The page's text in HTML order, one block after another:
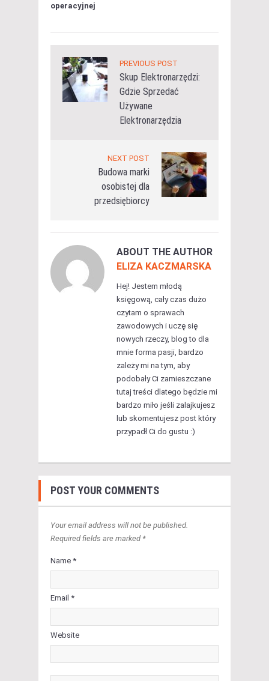
operacyjnej
PREVIOUS POST
Skup Elektronarzędzi:
Gdzie Sprzedać
Używane
Elektronarzędzia
NEXT POST
Budowa marki
osobistej dla
przedsiębiorcy
ABOUT THE AUTHOR
ELIZA KACZMARSKA
Hej! Jestem młodą
księgową, cały czas dużo
czytam o sprawach
zawodowych i uczę się
nowych rzeczy, blog to dla
mnie forma pasji, bardzo
zależy mi na tym, aby
podobały Ci zamieszczane
tutaj treści dlatego będzie mi
bardzo miło jeśli zalajkujesz
lub skomentujesz post który
przypadł Ci do gustu :)
POST YOUR COMMENTS
Your email address will not be published.
Required fields are marked *
Name *
Email *
Website